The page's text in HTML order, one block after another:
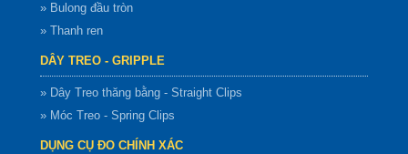
» Bulong đầu tròn
» Thanh ren
DÂY TREO - GRIPPLE
» Dây Treo thăng bằng - Straight Clips
» Móc Treo - Spring Clips
DỤNG CỤ ĐO CHÍNH XÁC